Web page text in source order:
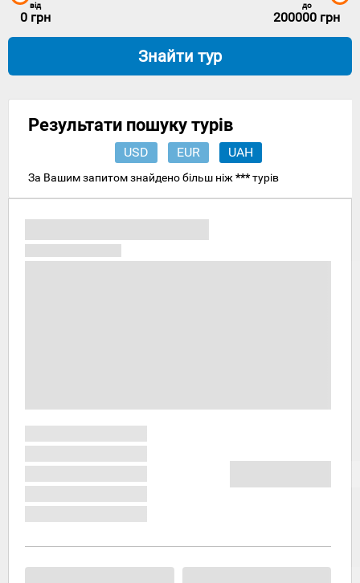
від
0 грн
до
200000 грн
Знайти тур
Результати пошуку турів
USD EUR UAH
За Вашим запитом знайдено більш ніж ***турів